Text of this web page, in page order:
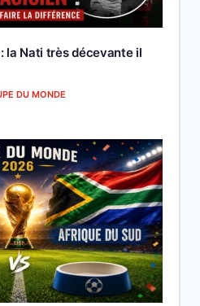
la Nati très décevante il
DU MONDE